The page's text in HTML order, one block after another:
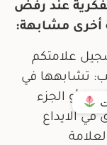
عند رفض
أخرى مشابهة:
علامتكم
تشابهها في
أو الجزء
في الايداع